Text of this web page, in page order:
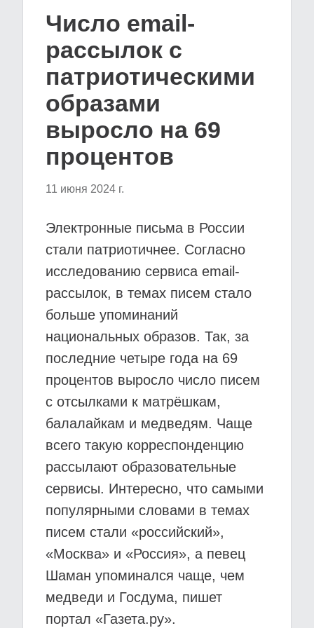
Число email-
рассылок с
патриотическими
образами
выросло на 69
процентов
11 июня 2024 г.
Электронные письма в России
стали патриотичнее. Согласно
исследованию сервиса email-
рассылок, в темах писем стало
больше упоминаний
национальных образов. Так, за
последние четыре года на 69
процентов выросло число писем
с отсылками к матрёшкам,
балалайкам и медведям. Чаще
всего такую корреспонденцию
рассылают образовательные
сервисы. Интересно, что самыми
популярными словами в темах
писем стали «российский»,
«Москва» и «Россия», а певец
Шаман упоминался чаще, чем
медведи и Госдума, пишет
портал «Газета.ру».